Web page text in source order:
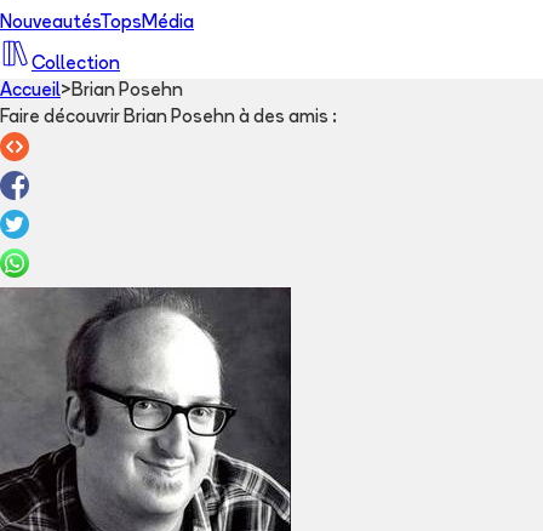
NouveautésTops Média
Collection
Accueil> Brian Posehn
Faire découvrir Brian Posehn à des amis :